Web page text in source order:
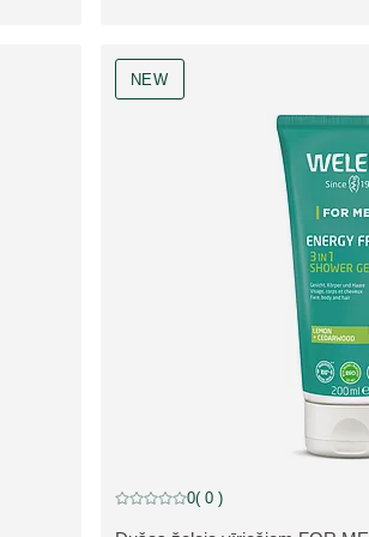
NEW
NEW
Pašreizējais vērtējums: 0 no 5
0( 0 )